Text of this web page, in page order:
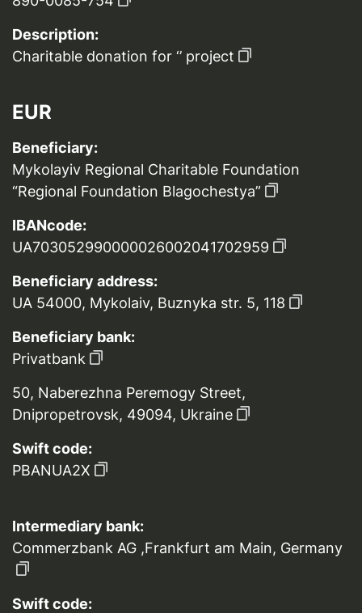
Description:
Charitable donation for ‘’ project
EUR
Beneficiary:
Mykolayiv Regional Charitable Foundation
“Regional Foundation Blagochestya”
IBANcode:
UA703052990000026002041702959
Beneficiary address:
UA 54000, Mykolaiv, Buznyka str. 5, 118
Beneficiary bank:
Privatbank
50, Naberezhna Peremogy Street,
Dnipropetrovsk, 49094, Ukraine
Swift code:
PBANUA2X
Intermediary bank:
Commerzbank AG ,Frankfurt am Main, Germany
Swift code: